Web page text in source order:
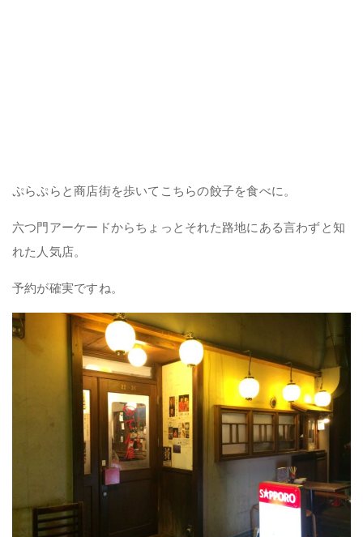
ぷらぷらと商店街を歩いてこちらの餃子を食べに。
六つ門アーケードからちょっとそれた路地にある言わずと知
れた人気店。
予約が確実ですね。